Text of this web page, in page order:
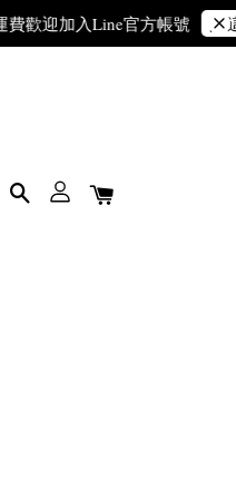
加入Line官方帳號 點這裡加